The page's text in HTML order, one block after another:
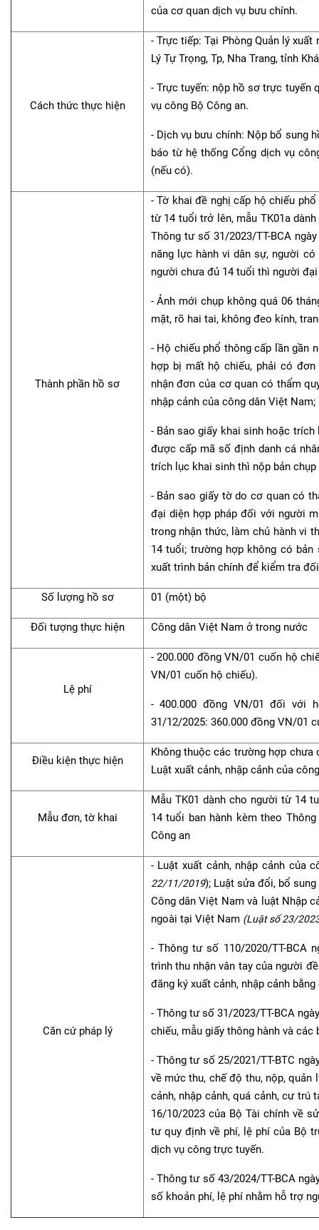
của cơ quan dịch vụ bưu chính.
Cách thức thực hiện
- Trực tiếp: Tại Phòng Quản lý
Lý Tự Trọng, Tp, Nha Trang, tỉnh
- Trực tuyến: nộp hồ sơ trực tuyến
vụ công Bộ Công an.
- Dịch vụ bưu chính: Nộp bổ sung
báo từ hệ thống Cổng dịch vụ
(nếu có).
Thành phần hồ sơ
- Tờ khai đề nghị cấp hộ chiếu
từ 14 tuổi trở lên, mẫu TK01a
Thông tư số 31/2023/TT-BCA
năng lực hành vi dân sự, người
người chưa đủ 14 tuổi thì người
- Ảnh mới chụp không quá 06
mặt, rõ hai tai, không đeo kính,
- Hộ chiếu phổ thông cấp lần gần
hợp bị mất hộ chiếu, phải có
nhận đơn của cơ quan có thẩm
nhập cảnh của công dân Việt Nam;
- Bản sao giấy khai sinh hoặc
được cấp mã số định danh cá
trích lục khai sinh thì nộp bản
- Bản sao giấy tờ do cơ quan có
đại diện hợp pháp đối với người
trong nhận thức, làm chủ hành vi
14 tuổi; trường hợp không có
xuất trình bản chính để kiểm tra
Số lượng hồ sơ 01 (một) bộ
Đối tượng thực hiện Công dân Việt Nam ở trong nước
Lệ phí
- 200.000 đồng VN/01 cuốn hộ
VN/01 cuốn hộ chiếu).
- 400.000 đồng VN/01 đối với
31/12/2025: 360.000 đồng VN/01
Điều kiện thực hiện
Không thuộc các trường hợp chưa
Luật xuất cảnh, nhập cảnh của
Mẫu đơn, tờ khai
Mẫu TK01 dành cho người từ 14
14 tuổi ban hành kèm theo
Công an
Căn cứ pháp lý
- Luật xuất cảnh, nhập cảnh của
22/11/2019); Luật sửa đổi, bổ
Công dân Việt Nam và luật Nhập
ngoài tại Việt Nam (Luật số 23/
- Thông tư số 110/2020/TT-BCA
trình thu nhận vân tay của người
đăng ký xuất cảnh, nhập cảnh
- Thông tư số 31/2023/TT-BCA
chiếu, mẫu giấy thông hành và các
- Thông tư số 25/2021/TT-BTC
về mức thu, chế độ thu, nộp, quản
cảnh, nhập cảnh, quá cảnh, cư trú
16/10/2023 của Bộ Tài chính về
tư quy định về phí, lệ phí của Bộ
dịch vụ công trực tuyến.
- Thông tư số 43/2024/TT-BCA
số khoản phí, lệ phí nhằm hỗ trợ